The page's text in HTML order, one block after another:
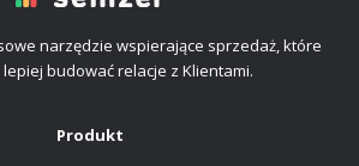
narzędzie wspierające sprzedaż, które
budować relacje z Klientami.
Produkt